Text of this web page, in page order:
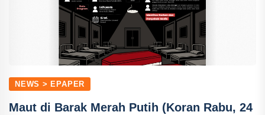
NEWS > EPAPER
Maut di Barak Merah Putih (Koran Rabu, 24